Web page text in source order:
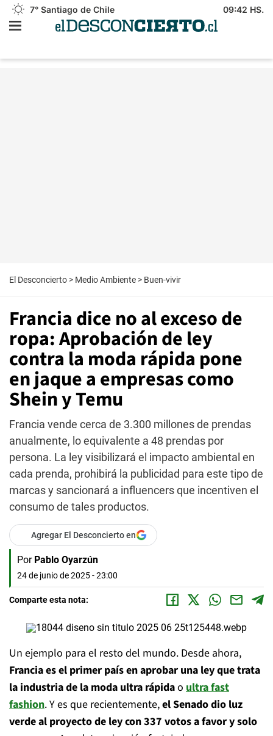
7° Santiago de Chile 09:42 HS.
El Desconcierto > Medio Ambiente > Buen-vivir
Francia dice no al exceso de
ropa: Aprobación de ley
contra la moda rápida pone
en jaque a empresas como
Shein y Temu
Francia vende cerca de 3.300 millones de prendas
anualmente, lo equivalente a 48 prendas por
persona. La ley visibilizará el impacto ambiental en
cada prenda, prohibirá la publicidad para este tipo de
marcas y sancionará a influencers que incentiven el
consumo de tales productos.
Agregar El Desconcierto en
Por Pablo Oyarzún
24 de junio de 2025 - 23:00
Comparte esta nota:
Un ejemplo para el resto del mundo. Desde ahora,
Francia es el primer país en aprobar una ley que trata
la industria de la moda ultra rápidao ultrafast
fashion. Y es que recientemente,el Senado dio luz
verde al proyecto de ley con 337 votos a favor y solo